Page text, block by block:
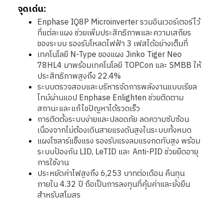
จุดเด่น:
Enphase IQ8P Microinverter รวมอินเวอร์เตอร์ไว้
ที่แต่ละแผง ช่วยเพิ่มประสิทธิภาพและความเสถียร
ของระบบ รองรับโหลดไฟฟ้า 3 เฟสได้อย่างเต็มที่
เทคโนโลยี N-Type ของแผง Jinko Tiger Neo
78HL4 มาพร้อมเทคโนโลยี TOPCon และ SMBB ให้
ประสิทธิภาพสูงถึง 22.4%
ระบบตรวจสอบและบริหารจัดการพลังงานแบบเรียล
ไทม์ผ่านแอป Enphase Enlighten ช่วยติดตาม
สถานะและแก้ไขปัญหาได้รวดเร็ว
การติดตั้งระบบง่ายและปลอดภัย ลดความซับซ้อน
เนื่องจากไม่ต้องเดินสายแรงดันสูงในระบบทั้งหมด
แผงโซลาร์แข็งแรง รองรับแรงลมแรงกดทับสูง พร้อม
ระบบป้องกัน LID, LeTID และ Anti-PID ช่วยยืดอายุ
การใช้งาน
ประหยัดค่าไฟสูงถึง 6,253 บาทต่อเดือน คืนทุน
ภายใน 4.32 ปี ถือเป็นการลงทุนที่คุ้มค่าและยั่งยืน
สำหรับสโมสร